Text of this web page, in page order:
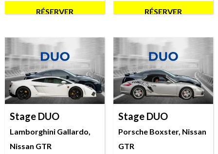
RÉSERVER RÉSERVER
Stage DUO
Lamborghini Gallardo,
Nissan GTR
Stage DUO
Porsche Boxster, Nissan
GTR